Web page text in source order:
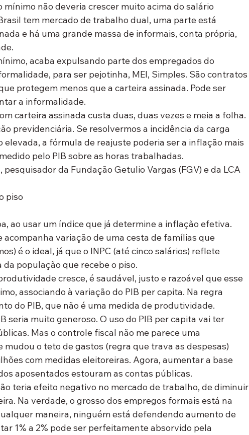
não deveria crescer muito acima do salário
tem mercado de trabalho dual, uma parte está
e há uma grande massa de informais, conta própria,
acaba expulsando parte dos empregados do
para ser pejotinha, MEI, Simples. São contratos
protegem menos que a carteira assinada. Pode ser
a informalidade.
carteira assinada custa duas, duas vezes e meia a folha.
previdenciária. Se resolvermos a incidência da carga
a fórmula de reajuste poderia ser a inflação mais
pelo PIB sobre as horas trabalhadas.
da Fundação Getulio Vargas (FGV) e da LCA
piso
ao usar um índice que já determine a inflação efetiva.
acompanha variação de uma cesta de famílias que
é o ideal, já que o INPC (até cinco salários) reflete
população que recebe o piso.
cresce, é saudável, justo e razoável que esse
associando à variação do PIB per capita. Na regra
do PIB, que não é uma medida de produtividade.
seria muito generoso. O uso do PIB per capita vai ter
Mas o controle fiscal não me parece uma
mudou o teto de gastos (regra que trava as despesas)
com medidas eleitoreiras. Agora, aumentar a base
aposentados estouram as contas públicas.
teria efeito negativo no mercado de trabalho, de diminuir
Na verdade, o grosso dos empregos formais está na
maneira, ninguém está defendendo aumento de
1% a 2% pode ser perfeitamente absorvido pela